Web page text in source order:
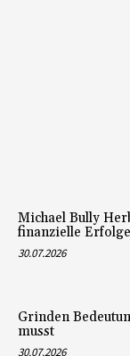
Michael Bully
finanzielle
30.07.2026
Grinden
musst
30.07.2026